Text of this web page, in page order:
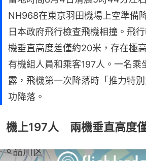
NH968在東京羽田機場上空準備
日本政府飛行檢查飛機相撞。飛
機垂直高度差僅約20米，存在極
有機組人員和乘客197人。一名乘
露，飛機第一次降落時「推力特
功降落。
機上197人 兩機垂直高度